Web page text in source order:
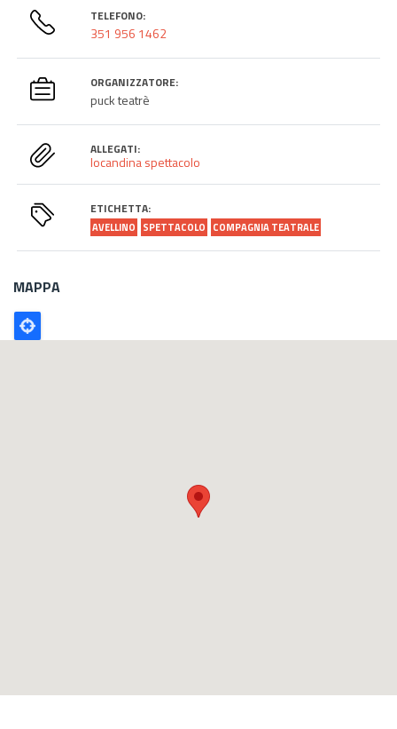
TELEFONO:
351 956 1462
ORGANIZZATORE:
puck teatrè
ALLEGATI:
locandina spettacolo
ETICHETTA:
AVELLINO SPETTACOLO COMPAGNIA TEATRALE
MAPPA
Poligono
GEO